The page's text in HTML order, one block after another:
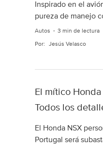
Inspirado en el
pureza de manejo
Autos 3 min de lectura
Por: Jesús Velasco
El mítico
Todos los
El Honda NSX
Portugal será